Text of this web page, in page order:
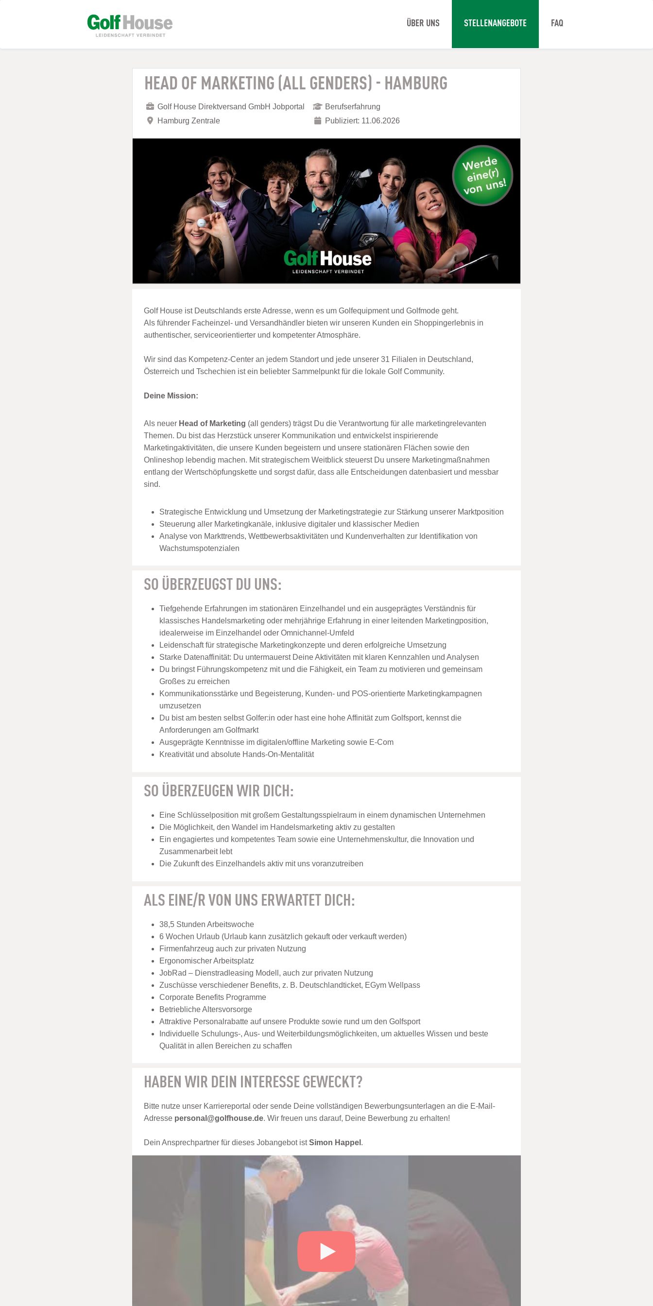
ÜBER UNS STELLENANGEBOTE FAQ
HEAD OF MARKETING (ALL GENDERS) - HAMBURG
Golf House Direktversand GmbH Jobportal
Hamburg Zentrale
Berufserfahrung
Publiziert: 11.06.2026
Golf House ist Deutschlands erste Adresse, wenn es um Golfequipment und Golfmode geht.
Als führender Facheinzel- und Versandhändler bieten wir unseren Kunden ein Shoppingerlebnis in
authentischer, serviceorientierter und kompetenter Atmosphäre.
Wir sind das Kompetenz-Center an jedem Standort und jede unserer 31 Filialen in Deutschland,
Österreich und Tschechien ist ein beliebter Sammelpunkt für die lokale Golf Community.
Deine Mission:
Als neuer Head of Marketing (all genders) trägst Du die Verantwortung für alle marketingrelevanten
Themen. Du bist das Herzstück unserer Kommunikation und entwickelst inspirierende
Marketingaktivitäten, die unsere Kunden begeistern und unsere stationären Flächen sowie den
Onlineshop lebendig machen. Mit strategischem Weitblick steuerst Du unsere Marketingmaßnahmen
entlang der Wertschöpfungskette und sorgst dafür, dass alle Entscheidungen datenbasiert und messbar
sind.
Strategische Entwicklung und Umsetzung der Marketingstrategie zur Stärkung unserer Marktposition
Steuerung aller Marketingkanäle, inklusive digitaler und klassischer Medien
Analyse von Markttrends, Wettbewerbsaktivitäten und Kundenverhalten zur Identifikation von
Wachstumspotenzialen
SO ÜBERZEUGST DU UNS:
Tiefgehende Erfahrungen im stationären Einzelhandel und ein ausgeprägtes Verständnis für
klassisches Handelsmarketing oder mehrjährige Erfahrung in einer leitenden Marketingposition,
idealerweise im Einzelhandel oder Omnichannel-Umfeld
Leidenschaft für strategische Marketingkonzepte und deren erfolgreiche Umsetzung
Starke Datenaffinität: Du untermauerst Deine Aktivitäten mit klaren Kennzahlen und Analysen
Du bringst Führungskompetenz mit und die Fähigkeit, ein Team zu motivieren und gemeinsam
Großes zu erreichen
Kommunikationsstärke und Begeisterung, Kunden- und POS-orientierte Marketingkampagnen
umzusetzen
Du bist am besten selbst Golfer:in oder hast eine hohe Affinität zum Golfsport, kennst die
Anforderungen am Golfmarkt
Ausgeprägte Kenntnisse im digitalen/offline Marketing sowie E-Com
Kreativität und absolute Hands-On-Mentalität
SO ÜBERZEUGEN WIR DICH:
Eine Schlüsselposition mit großem Gestaltungsspielraum in einem dynamischen Unternehmen
Die Möglichkeit, den Wandel im Handelsmarketing aktiv zu gestalten
Ein engagiertes und kompetentes Team sowie eine Unternehmenskultur, die Innovation und
Zusammenarbeit lebt
Die Zukunft des Einzelhandels aktiv mit uns voranzutreiben
ALS EINE/R VON UNS ERWARTET DICH:
38,5 Stunden Arbeitswoche
6 Wochen Urlaub (Urlaub kann zusätzlich gekauft oder verkauft werden)
Firmenfahrzeug auch zur privaten Nutzung
Ergonomischer Arbeitsplatz
JobRad – Dienstradleasing Modell, auch zur privaten Nutzung
Zuschüsse verschiedener Benefits, z. B. Deutschlandticket, EGym Wellpass
Corporate Benefits Programme
Betriebliche Altersvorsorge
Attraktive Personalrabatte auf unsere Produkte sowie rund um den Golfsport
Individuelle Schulungs-, Aus- und Weiterbildungsmöglichkeiten, um aktuelles Wissen und beste
Qualität in allen Bereichen zu schaffen
HABEN WIR DEIN INTERESSE GEWECKT?
Bitte nutze unser Karriereportal oder sende Deine vollständigen Bewerbungsunterlagen an die E-Mail-
Adresse personal@golfhouse.de. Wir freuen uns darauf, Deine Bewerbung zu erhalten!
Dein Ansprechpartner für dieses Jobangebot istSimon Happel .